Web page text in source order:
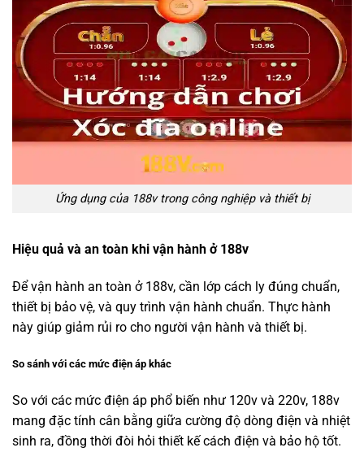
Ứng dụng của 188v trong công nghiệp và thiết bị
Hiệu quả và an toàn khi vận hành ở 188v
Để vận hành an toàn ở 188v, cần lớp cách ly đúng chuẩn,
thiết bị bảo vệ, và quy trình vận hành chuẩn. Thực hành
này giúp giảm rủi ro cho người vận hành và thiết bị.
So sánh với các mức điện áp khác
So với các mức điện áp phổ biến như 120v và 220v, 188v
mang đặc tính cân bằng giữa cường độ dòng điện và nhiệt
sinh ra, đồng thời đòi hỏi thiết kế cách điện và bảo hộ tốt.